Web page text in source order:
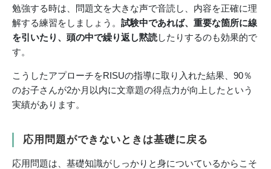
勉強する時は、問題文を大きな声で音読し、内容を正確に理
解する練習をしましょう。 試験中であれば、重要な箇所に線
を引いたり、頭の中で繰り返し黙読したりするのも効果的で
す。
こうしたアプローチをRISUの指導に取り入れた結果、90％
のお子さんが2か月以内に文章題の得点力が向上したという
実績があります。
応用問題ができないときは基礎に戻る
応用問題は、基礎知識がしっかりと身についているからこそ